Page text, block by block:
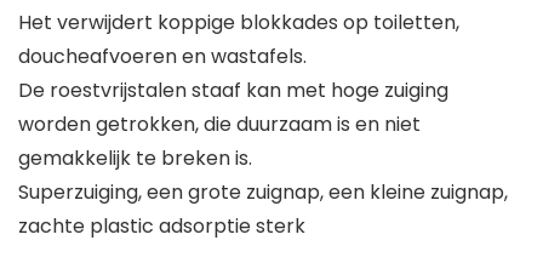
Het verwijdert koppige blokkades op toiletten,
doucheafvoeren en wastafels.
De roestvrijstalen staaf kan met hoge zuiging
worden getrokken, die duurzaam is en niet
gemakkelijk te breken is.
Superzuiging, een grote zuignap, een kleine zuignap,
zachte plastic adsorptie sterk